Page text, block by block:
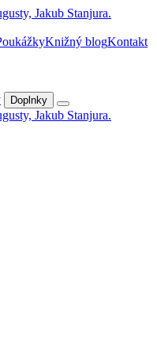
Knižný blogKontakt
Doplnky